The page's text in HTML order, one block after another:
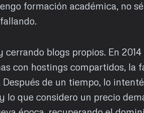
formación académica, no
blogs propios. En
con hostings compartidos,
de un tiempo, lo
lo que considero un precio